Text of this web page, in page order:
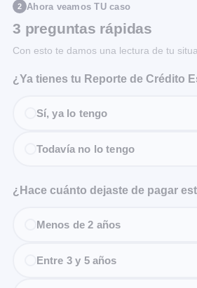
2 Ahora veamos TU caso
3 preguntas rápidas
Con esto te damos una lectura de tu
¿Ya tienes tu Reporte de Crédito
Sí, ya lo tengo
Todavía no lo tengo
¿Hace cuánto dejaste de pagar
Menos de 2 años
Entre 3 y 5 años